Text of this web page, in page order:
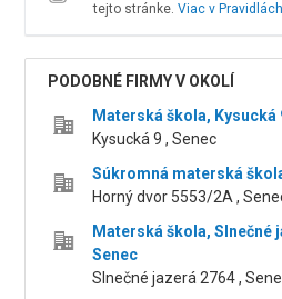
tejto stránke. Viac v Pravidlách
PODOBNÉ FIRMY V OKOLÍ
Materská škola, Kysucká
Kysucká 9 , Senec
Súkromná materská
Horný dvor 5553/2A ,
Materská škola, Slnečné
Senec
Slnečné jazerá 2764 ,